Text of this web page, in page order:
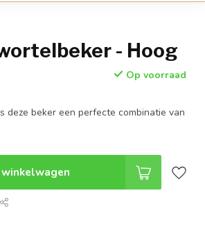
- Hoog
Op voorraad
deze beker een perfecte combinatie van